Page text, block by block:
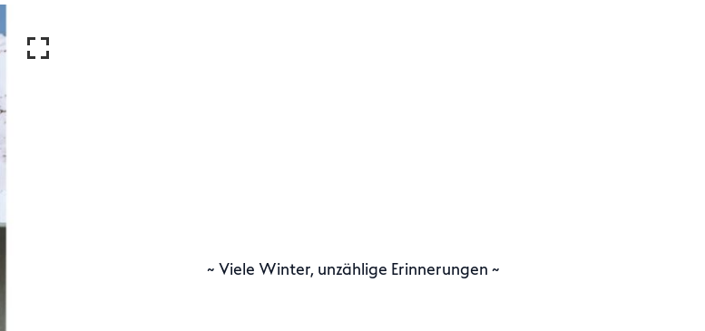
~ Viele Winter, unzählige Erinnerungen ~